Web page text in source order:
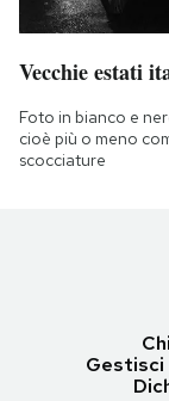
Vecchie estati
Foto in bianco e
cioè più o meno
scocciature